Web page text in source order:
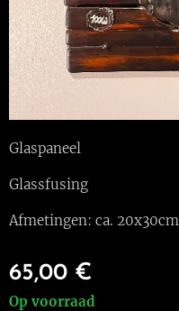
Glaspaneel
Glassfusing
Afmetingen: ca. 20x30cm
65,00 €
Op voorraad